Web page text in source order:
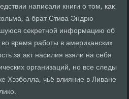
написали книги о том, как
а брат Стива Эндрю
секретной информацию об
время работы в американских
за акт насилия взяли на себя
организаций, но все следы
Хэзболла, чьё влияние в Ливане